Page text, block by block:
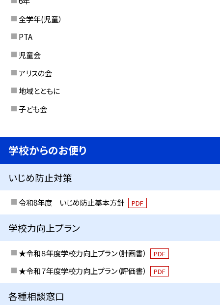
全学年(児童）
PTA
児童会
アリスの会
地域とともに
子ども会
学校からのお便り
いじめ防止対策
令和8年度 いじめ防止基本方針 PDF
学校力向上プラン
★令和８年度学校力向上プラン（計画書） PDF
★令和７年度学校力向上プラン（評価書） PDF
各種相談窓口